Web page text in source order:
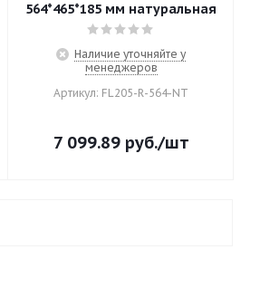
564*465*185 мм натуральная
Наличие уточняйте у
менеджеров
Артикул: FL205-R-564-NT
7 099.89руб./шт